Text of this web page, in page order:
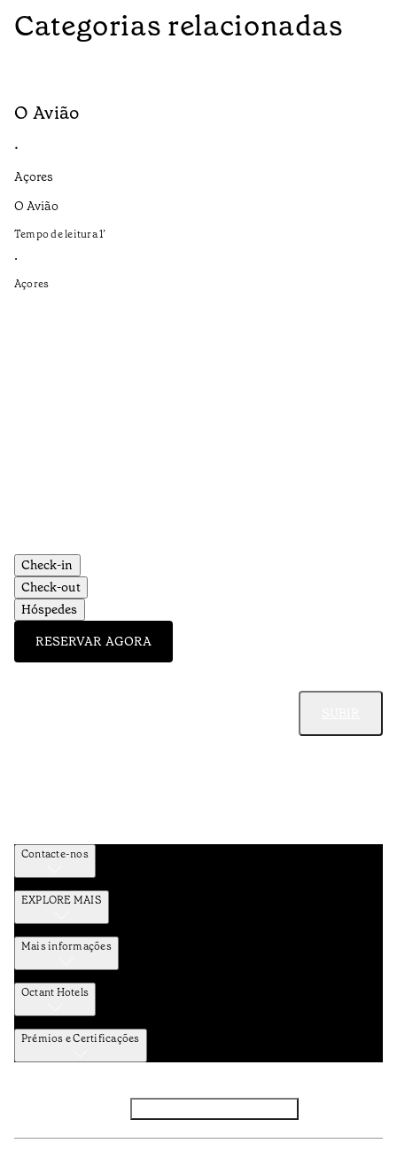
Categorias relacionadas
O Avião
•
Açores
O Avião
Tempo de leitura1’
•
Açores
Check-in
Check-out
Hóspedes
RESERVAR AGORA
Contacte-nos
EXPLORE MAIS
Mais informações
Octant Hotels
Prémios e Certificações